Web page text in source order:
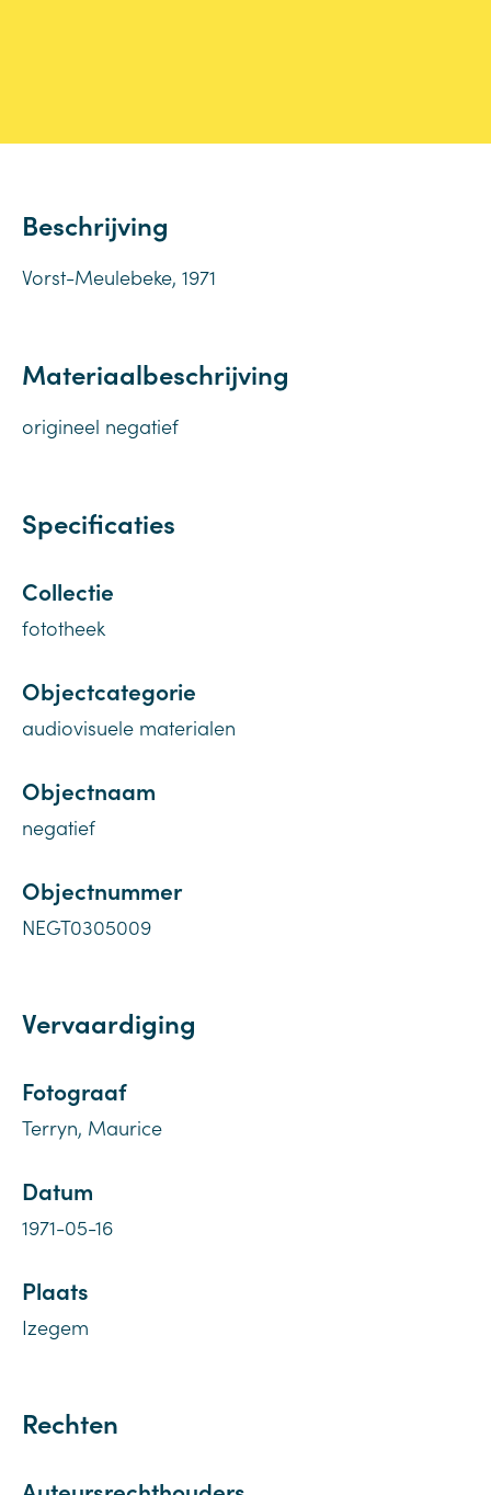
Beschrijving
Vorst-Meulebeke, 1971
Materiaalbeschrijving
origineel negatief
Specificaties
Collectie
fototheek
Objectcategorie
audiovisuele materialen
Objectnaam
negatief
Objectnummer
NEGT0305009
Vervaardiging
Fotograaf
Terryn, Maurice
Datum
1971-05-16
Plaats
Izegem
Rechten